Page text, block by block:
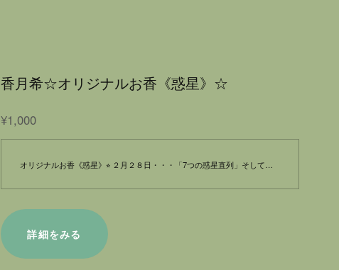
香月希☆オリジナルお香《惑星》☆
¥1,000
オリジナルお香《惑星》⭐︎ ２月２８日・・・「7つの惑星直列」そして…新月。 私たちは…惑星のもつ《エネルギー》に大きな影響を受けてます。 個々のエネルギー…水星はコミュニケーション・火星は活動的・木星は発展…etc そのエネルギーをお香に込めて… 2025年２月の惑星直列は…運命を再構築‼️ ４月は新たなスタートの時 宇宙のエネルギーを取り入れ、不安やストレスを緩和するお香です。 ✴︎日々の疲れを癒したい方 ✴︎新たなインスピレーションを得たい方 惑星の香りは、それぞれ異なる特性を持っており、不思議な体験をもたらします。香りを楽しむことで、心身のバランスを整え、あなたの日常にスパイスを加えてくれます。 リラックスしたい時や、集中力を高めたい時に、ぜひお試しください。特別なひとときを演出するお香です。 ☆惑星のお守り文香プレゼント☆
詳細をみる